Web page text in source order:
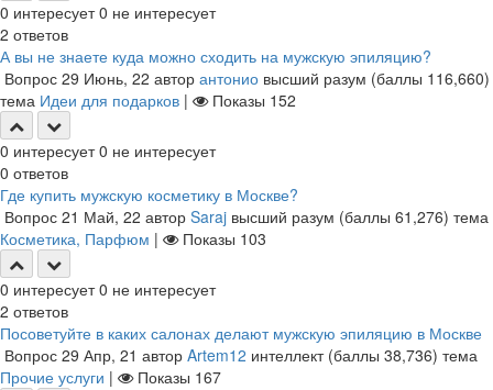
0 интересует 0 не интересует
2 ответов
А вы не знаете куда можно сходить на мужскую эпиляцию?
Вопрос 29 Июнь, 22 автор антонио высший разум (баллы 116,660)
тема Идеи для подарков | Показы 152
0 интересует 0 не интересует
0 ответов
Где купить мужскую косметику в Москве?
Вопрос 21 Май, 22 автор Saraj высший разум (баллы 61,276) тема
Косметика, Парфюм | Показы 103
0 интересует 0 не интересует
2 ответов
Посоветуйте в каких салонах делают мужскую эпиляцию в Москве
Вопрос 29 Апр, 21 автор Artem12 интеллект (баллы 38,736) тема
Прочие услуги | Показы 167